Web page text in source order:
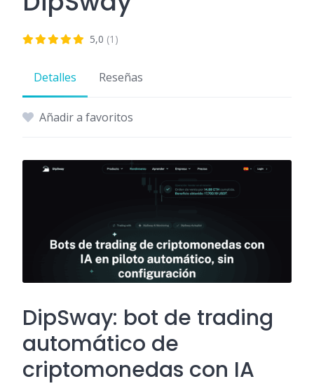
5,0 (1)
Detalles Reseñas
Añadir a favoritos
DipSway: bot de trading
automático de
criptomonedas con IA